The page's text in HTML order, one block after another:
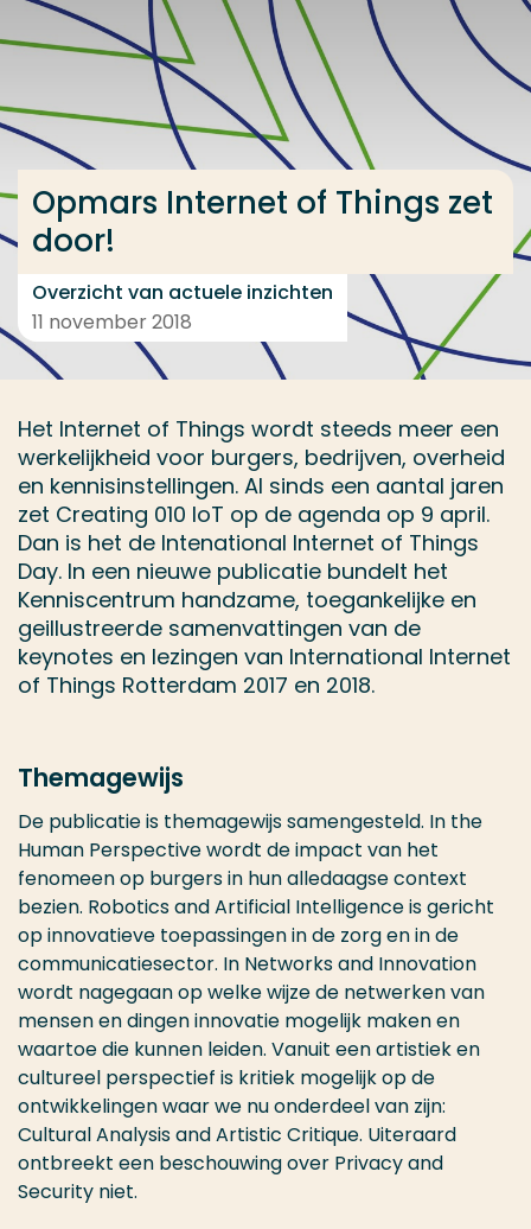
Ga direct naar de content
... > Opmars Internet of Things zet door!
Opmars Internet of Things zet
door!
Overzicht van actuele inzichten
11 november 2018
Het Internet of Things wordt steeds meer een
werkelijkheid voor burgers, bedrijven, overheid
en kennisinstellingen. Al sinds een aantal jaren
zet Creating 010 IoT op de agenda op 9 april.
Dan is het de Intenational Internet of Things
Day. In een nieuwe publicatie bundelt het
Kenniscentrum handzame, toegankelijke en
geillustreerde samenvattingen van de
keynotes en lezingen van International Internet
of Things Rotterdam 2017 en 2018.
Themagewijs
De publicatie is themagewijs samengesteld. In the
Human Perspective wordt de impact van het
fenomeen op burgers in hun alledaagse context
bezien. Robotics and Artificial Intelligence is gericht
op innovatieve toepassingen in de zorg en in de
communicatiesector. In Networks and Innovation
wordt nagegaan op welke wijze de netwerken van
mensen en dingen innovatie mogelijk maken en
waartoe die kunnen leiden. Vanuit een artistiek en
cultureel perspectief is kritiek mogelijk op de
ontwikkelingen waar we nu onderdeel van zijn:
Cultural Analysis and Artistic Critique. Uiteraard
ontbreekt een beschouwing over Privacy and
Security niet.
Veel gezocht
Opleiding
Contact